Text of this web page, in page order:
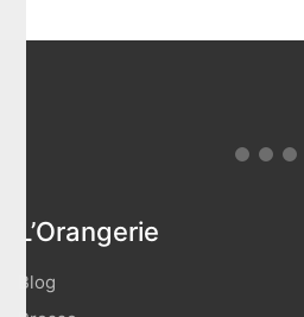
L’Orangerie
Blog